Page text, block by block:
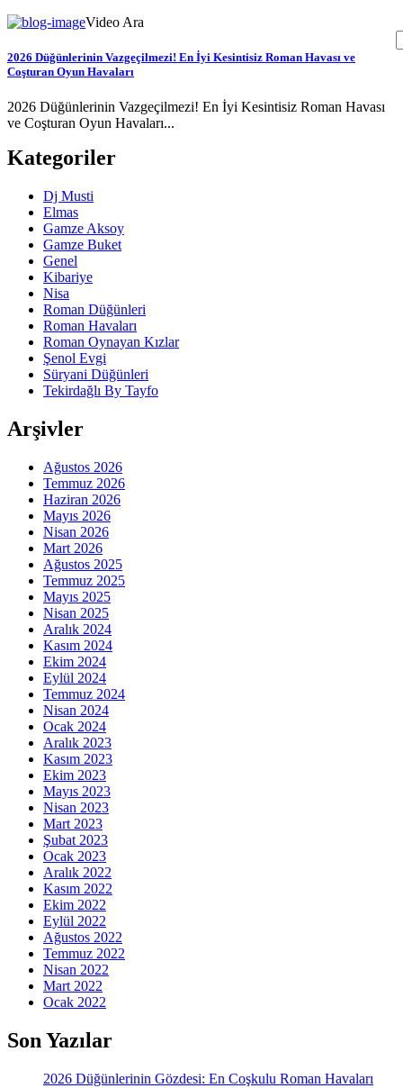
2026 Düğünlerinin Vazgeçilmezi! En İyi Kesintisiz Roman Havası ve
Coşturan Oyun Havaları
2026 Düğünlerinin Vazgeçilmezi! En İyi Kesintisiz Roman Havası
ve Coşturan Oyun Havaları...
Video Ara
Kategoriler
Dj Musti
Elmas
Gamze Aksoy
Gamze Buket
Genel
Kibariye
Nisa
Roman Düğünleri
Roman Havaları
Roman Oynayan Kızlar
Şenol Evgi
Süryani Düğünleri
Tekirdağlı By Tayfo
Arşivler
Ağustos 2026
Temmuz 2026
Haziran 2026
Mayıs 2026
Nisan 2026
Mart 2026
Ağustos 2025
Temmuz 2025
Mayıs 2025
Nisan 2025
Aralık 2024
Kasım 2024
Ekim 2024
Eylül 2024
Temmuz 2024
Nisan 2024
Ocak 2024
Aralık 2023
Kasım 2023
Ekim 2023
Mayıs 2023
Nisan 2023
Mart 2023
Şubat 2023
Ocak 2023
Aralık 2022
Kasım 2022
Ekim 2022
Eylül 2022
Ağustos 2022
Temmuz 2022
Nisan 2022
Mart 2022
Ocak 2022
Son Yazılar
2026 Düğünlerinin Gözdesi: En Coşkulu Roman Havaları